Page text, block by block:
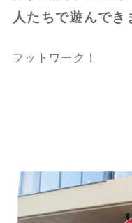
人たちで遊んで
フットワーク！